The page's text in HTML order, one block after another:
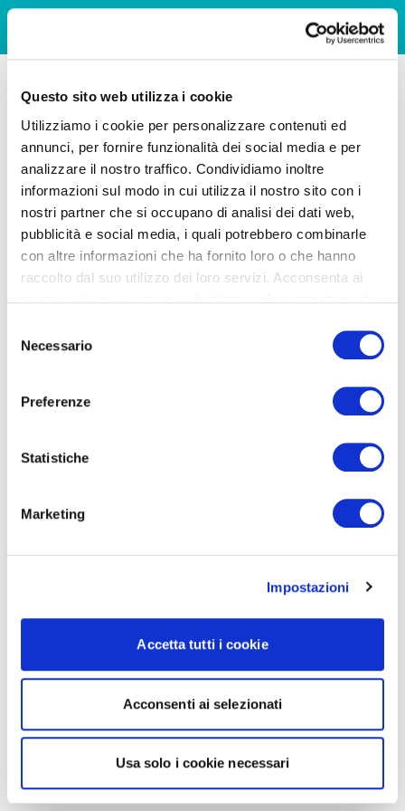
Questo sito web utilizza i cookie
Utilizziamo i cookie per personalizzare contenuti ed
annunci, per fornire funzionalità dei social media e per
analizzare il nostro traffico. Condividiamo inoltre
informazioni sul modo in cui utilizza il nostro sito con i
nostri partner che si occupano di analisi dei dati web,
pubblicità e social media, i quali potrebbero combinarle
con altre informazioni che ha fornito loro o che hanno
raccolto dal suo utilizzo dei loro servizi. Acconsenta ai
delNecessario
Preferenze
Statistiche
Marketing
Impostazioni
Accetta tutti i cookie
Acconsenti ai selezionati
Usa solo i cookie necessari